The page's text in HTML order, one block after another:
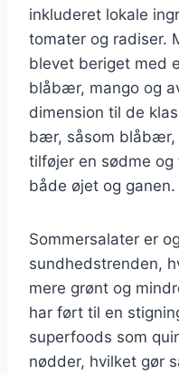
inkluderet lokale
tomater og radiser.
blevet beriget med
blåbær, mango og
dimension til de
bær, såsom blåbær,
tilføjer en sødme
både øjet og ganen.
Sommersalater er
sundhedstrenden,
mere grønt og
har ført til en
superfoods som
nødder, hvilket gør